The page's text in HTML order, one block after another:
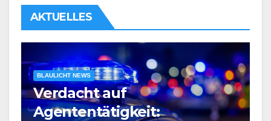
AKTUELLES
BLAULICHT NEWS
Raubüberfall im